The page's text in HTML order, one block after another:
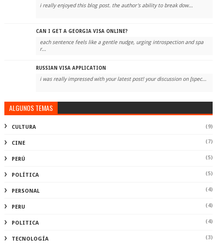
i really enjoyed this blog post. the author's ability to break dow...
CAN I GET A GEORGIA VISA ONLINE?
each sentence feels like a gentle nudge, urging introspection and spa
r...
RUSSIAN VISA APPLICATION
i was really impressed with your latest post! your discussion on [spec...
ALGUNOS TEMAS
CULTURA (9)
CINE (7)
PERÚ (5)
POLÍTICA (5)
PERSONAL (4)
PERU (4)
POLITICA (4)
TECNOLOGÍA (3)